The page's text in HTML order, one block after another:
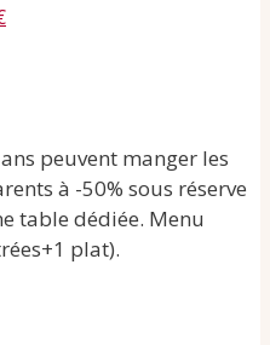
peuvent manger les
à -50% sous réserve
table dédiée. Menu
plat).